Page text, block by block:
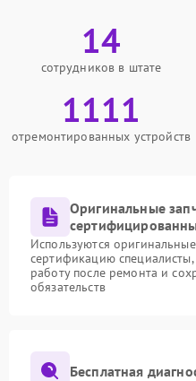
14
сотрудников в штате
1111
отремонтированных устройств
Оригинальные
Используются
сертификацию
работу после ремонта и
обязательств
Бесплатная